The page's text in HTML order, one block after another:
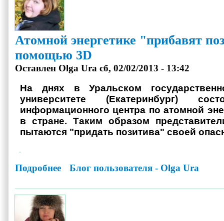
Атомной энергетике "прибавят
помощью 3D
Оставлен Olga Ura сб, 02/02/2013 - 13:42
На днях в Уральском
университете (Екатеринбург)
информационного центра по атомной
в стране. Таким образом
пытаются "придать позитива" своей
Подробнее о Атомной энергетике "прибавят позитива" с помощью 3D
Блог пользователя - Olga Ura